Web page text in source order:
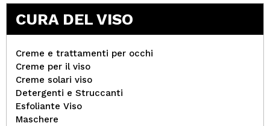
CURA DEL VISO
Creme e trattamenti per occhi
Creme per il viso
Creme solari viso
Detergenti e Struccanti
Esfoliante Viso
Maschere